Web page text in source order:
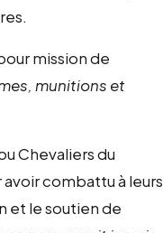
mission de
munitions et
Chevaliers du
combattu à leurs
et le soutien de